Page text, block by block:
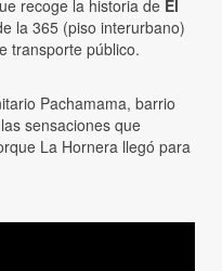
recoge la historia de El
la 365 (piso interurbano)
transporte público.
Pachamama, barrio
sensaciones que
La Hornera llegó para